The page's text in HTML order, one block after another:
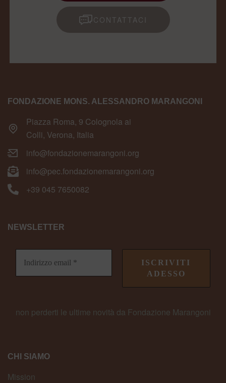
CONTATTACI
FONDAZIONE MONS. ALESSANDRO MARANGONI
Piazza Roma, 9 Colognola ai
Colli, Verona, Italia
info@fondazionemarangoni.org
info@pec.fondazionemarangoni.org
+39 045 7650082
CHI SIAMO
Mission
NEWSLETTER
non perderti le ultime novità da Fondazione Marangoni